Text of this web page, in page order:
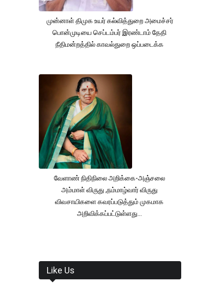
முன்னாள் திமுக உயர் கல்வித்துறை அமைச்சர்
பொன்முடியை செப்டம்பர் இரண்டாம் தேதி
நீதிமன்றத்தில் காவல்துறை ஒப்படைக்க
வேளாண் நிதிநிலை அறிக்கை-அஞ்சலை
அம்மாள் விருது ,நம்மாழ்வார் விருது
விவசாயிகளை கவரப்படுத்தும் முகமாக
அறிவிக்கப்பட்டுள்ளது...
Like Us